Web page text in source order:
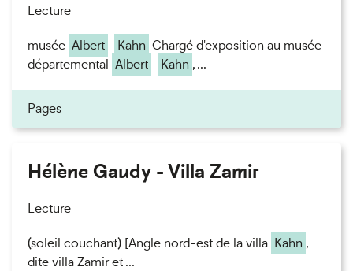
Lecture
musée Albert - Kahn Chargé d'exposition au musée
départemental Albert - Kahn , ...
Pages
Hélène Gaudy - Villa Zamir
Lecture
(soleil couchant) [Angle nord-est de la villa Kahn ,
dite villa Zamir et ...